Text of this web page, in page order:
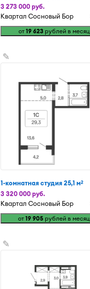
3 273 000 руб.
Квартал Сосновый Бор
от 19 623рублей в месяц
✎
1-комнатная студия 25,1 м2
3 320 000 руб.
Квартал Сосновый Бор
от19 905 рублей в месяц
✎